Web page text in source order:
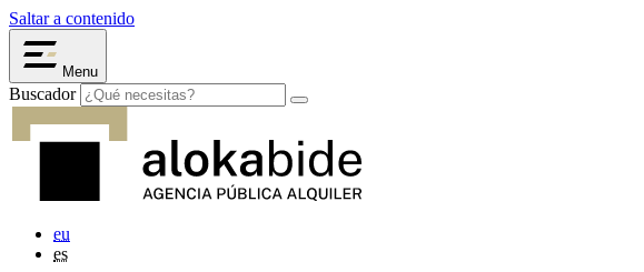
Saltar a contenido
Menu
Buscador
eu
es